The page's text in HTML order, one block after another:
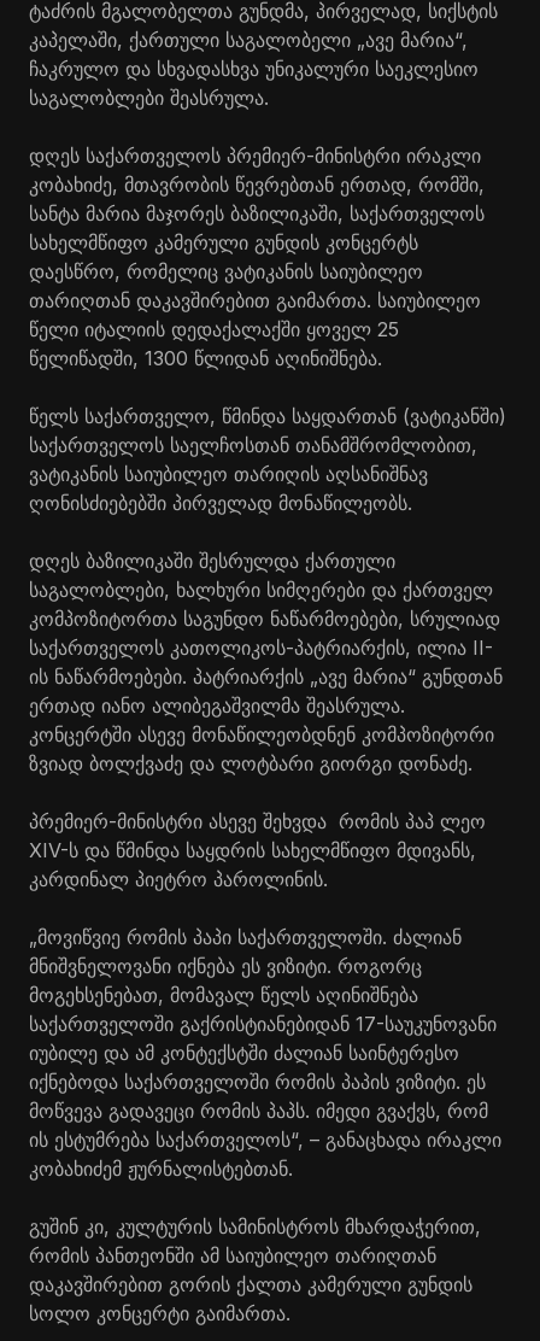
ტაძრის მგალობელთა გუნდმა, პირველად, სიქსტის
კაპელაში, ქართული საგალობელი „ავე მარია“,
ჩაკრულო და სხვადასხვა უნიკალური საეკლესიო
საგალობლები შეასრულა.
დღეს საქართველოს პრემიერ-მინისტრი ირაკლი
კობახიძე, მთავრობის წევრებთან ერთად, რომში,
სანტა მარია მაჯორეს ბაზილიკაში, საქართველოს
სახელმწიფო კამერული გუნდის კონცერტს
დაესწრო, რომელიც ვატიკანის საიუბილეო
თარიღთან დაკავშირებით გაიმართა. საიუბილეო
წელი იტალიის დედაქალაქში ყოველ 25
წელიწადში, 1300 წლიდან აღინიშნება.
წელს საქართველო, წმინდა საყდართან (ვატიკანში)
საქართველოს საელჩოსთან თანამშრომლობით,
ვატიკანის საიუბილეო თარიღის აღსანიშნავ
ღონისძიებებში პირველად მონაწილეობს.
დღეს ბაზილიკაში შესრულდა ქართული
საგალობლები, ხალხური სიმღერები და ქართველ
კომპოზიტორთა საგუნდო ნაწარმოებები, სრულიად
საქართველოს კათოლიკოს-პატრიარქის, ილია II-
ის ნაწარმოებები. პატრიარქის „ავე მარია“ გუნდთან
ერთად იანო ალიბეგაშვილმა შეასრულა.
კონცერტში ასევე მონაწილეობდნენ კომპოზიტორი
ზვიად ბოლქვაძე და ლოტბარი გიორგი დონაძე.
პრემიერ-მინისტრი ასევე შეხვდა რომის პაპ ლეო
XIV-ს და წმინდა საყდრის სახელმწიფო მდივანს,
კარდინალ პიეტრო პაროლინის.
„მოვიწვიე რომის პაპი საქართველოში. ძალიან
მნიშვნელოვანი იქნება ეს ვიზიტი. როგორც
მოგეხსენებათ, მომავალ წელს აღინიშნება
საქართველოში გაქრისტიანებიდან 17-საუკუნოვანი
იუბილე და ამ კონტექსტში ძალიან საინტერესო
იქნებოდა საქართველოში რომის პაპის ვიზიტი. ეს
მოწვევა გადავეცი რომის პაპს. იმედი გვაქვს, რომ
ის ესტუმრება საქართველოს“, – განაცხადა ირაკლი
კობახიძემ ჟურნალისტებთან.
გუშინ კი, კულტურის სამინისტროს მხარდაჭერით,
რომის პანთეონში ამ საიუბილეო თარიღთან
დაკავშირებით გორის ქალთა კამერული გუნდის
სოლო კონცერტი გაიმართა.